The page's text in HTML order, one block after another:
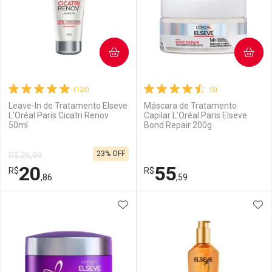
(124)
Leave-In de Tratamento Elseve
L'Oréal Paris Cicatri Renov
50ml
R$ 26,99
R$20,86
23% OFF
COMPRAR
Laboratório
Por Menos
(5)
Máscara de Tratamento
Capilar L’Oréal Paris Elseve
Bond Repair 200g
R$55,59
COMPRAR
Laboratório
Por Menos
ADICIONAR AOS FAVORITOS